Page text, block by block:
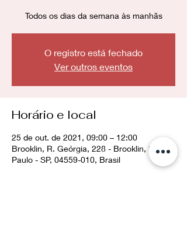
Todos os dias da semana às manhãs
O registro está fechado
Ver outros eventos
Horário e local
25 de out. de 2021, 09:00 – 12:00
Brooklin, R. Geórgia, 228 - Brooklin, São
Paulo - SP, 04559-010, Brasil